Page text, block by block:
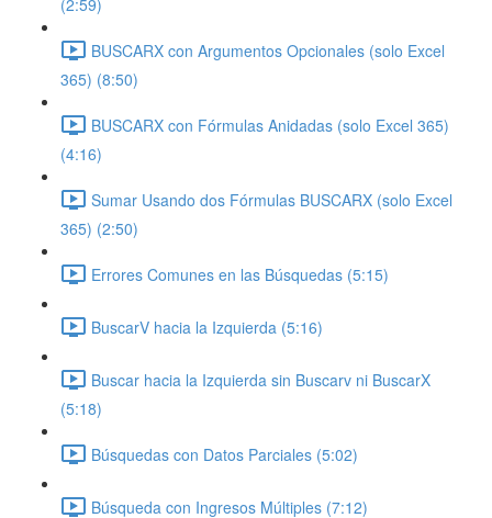
(2:59)
BUSCARX con Argumentos Opcionales (solo Excel
365) (8:50)
BUSCARX con Fórmulas Anidadas (solo Excel 365)
(4:16)
Sumar Usando dos Fórmulas BUSCARX (solo Excel
365) (2:50)
Errores Comunes en las Búsquedas (5:15)
BuscarV hacia la Izquierda (5:16)
Buscar hacia la Izquierda sin Buscarv ni BuscarX
(5:18)
Búsquedas con Datos Parciales (5:02)
Búsqueda con Ingresos Múltiples (7:12)